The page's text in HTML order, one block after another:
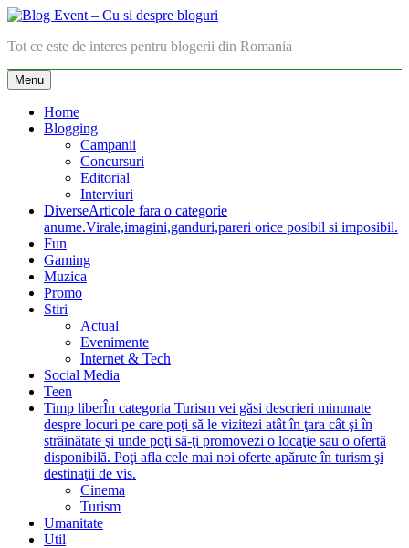
Skip
content
Blog Event – Cu si despre bloguri
Tot ce este de interes pentru blogerii din Romania
Menu
Home
Blogging
Campanii
Concursuri
Editorial
Interviuri
DiverseArticole fara o categorie
anume.Virale,imagini,ganduri,pareri orice posibil si imposibil.
Fun
Gaming
Muzica
Promo
Stiri
Actual
Evenimente
Internet & Tech
Social Media
Teen
Timp liberÎn categoria Turism vei găsi descrieri minunate
despre locuri pe care poţi să le vizitezi atât în ţara cât şi în
străinătate şi unde poţi să-ţi promovezi o locaţie sau o ofertă
disponibilă. Poţi afla cele mai noi oferte apărute în turism şi
destinaţii de vis.
Cinema
Turism
Umanitate
Util